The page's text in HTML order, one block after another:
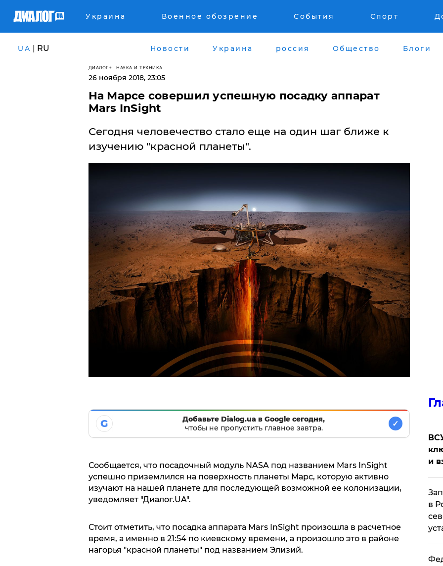
Украина Военное обозрение События Спорт
UA | RU Новости Украина россия Общество Блоги
ДИАЛОГ НАУКА И ТЕХНИКА
26 ноября 2018, 23:05
На Марсе совершил успешную посадку аппарат
Mars InSight
Сегодня человечество стало еще на один шаг ближе к
изучению "красной планеты".
G
Добавьте Dialog.ua в Google сегодня,
чтобы не пропустить главное завтра.
✓
Сообщается, что посадочный модуль NASA под названием Mars InSight
успешно приземлился на поверхность планеты Марс, которую активно
изучают на нашей планете для последующей возможной ее колонизации,
уведомляет "Диалог.UA".
Стоит отметить, что посадка аппарата Mars InSight произошла в расчетное
время, а именно в 21:54 по киевскому времени, а произошло это в районе
нагорья "красной планеты" под названием Элизий.
и
в